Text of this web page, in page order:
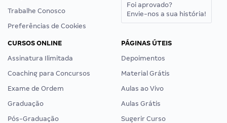
Trabalhe Conosco
Preferências de Cookies
Foi aprovado?
Envie-nos a sua história!
CURSOS ONLINE
Assinatura Ilimitada
Coaching para Concursos
Exame de Ordem
Graduação
Pós-Graduação
PÁGINAS ÚTEIS
Depoimentos
Material Grátis
Aulas ao Vivo
Aulas Grátis
Sugerir Curso